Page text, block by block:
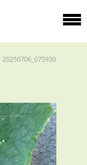
20250706_075930